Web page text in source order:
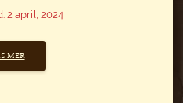
2 april, 2024
MER